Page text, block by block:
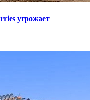
угрожает